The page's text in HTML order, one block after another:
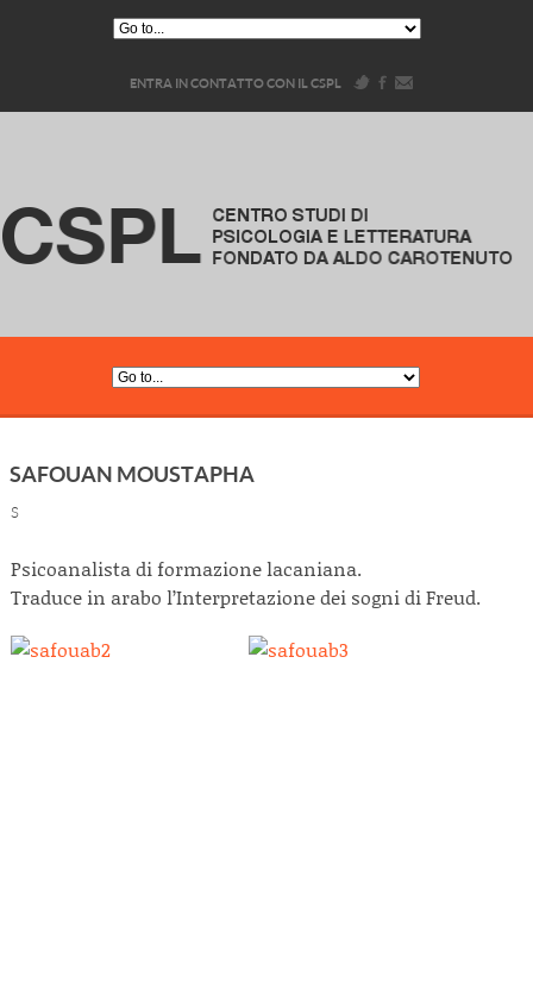
ENTRA IN CONTATTO CON IL CSPL
SAFOUAN MOUSTAPHA
S
Psicoanalista di formazione lacaniana.
Traduce in arabo l’Interpretazione dei sogni di Freud.